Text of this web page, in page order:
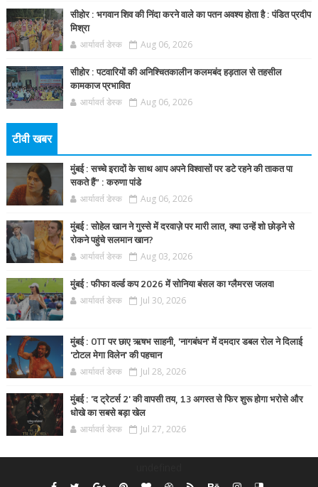
सीहोर : भगवान शिव की निंदा करने वाले का पतन अवश्य होता है : पंडित प्रदीप
मिश्रा
आर्यावर्त डेस्क Aug 06, 2026
सीहोर : पटवारियों की अनिश्चितकालीन कलमबंद हड़ताल से तहसील
कामकाज प्रभावित
आर्यावर्त डेस्क Aug 06, 2026
टीवी खबर
मुंबई : सच्चे इरादों के साथ आप अपने विश्वासों पर डटे रहने की ताकत पा
सकते हैं” : करुणा पांडे
आर्यावर्त डेस्क Aug 06, 2026
मुंबई : सोहेल खान ने गुस्से में दरवाज़े पर मारी लात, क्या उन्हें शो छोड़ने से
रोकने पहुंचे सलमान खान?
आर्यावर्त डेस्क Aug 03, 2026
मुंबई : फीफा वर्ल्ड कप 2026 में सोनिया बंसल का ग्लैमरस जलवा
आर्यावर्त डेस्क Jul 30, 2026
मुंबई : OTT पर छाए ऋषभ साहनी, 'नागबंधन' में दमदार डबल रोल ने दिलाई
'टोटल मेगा विलेन' की पहचान
आर्यावर्त डेस्क Jul 28, 2026
मुंबई : 'द ट्रेटर्स 2' की वापसी तय, 13 अगस्त से फिर शुरू होगा भरोसे और
धोखे का सबसे बड़ा खेल
आर्यावर्त डेस्क Jul 27, 2026